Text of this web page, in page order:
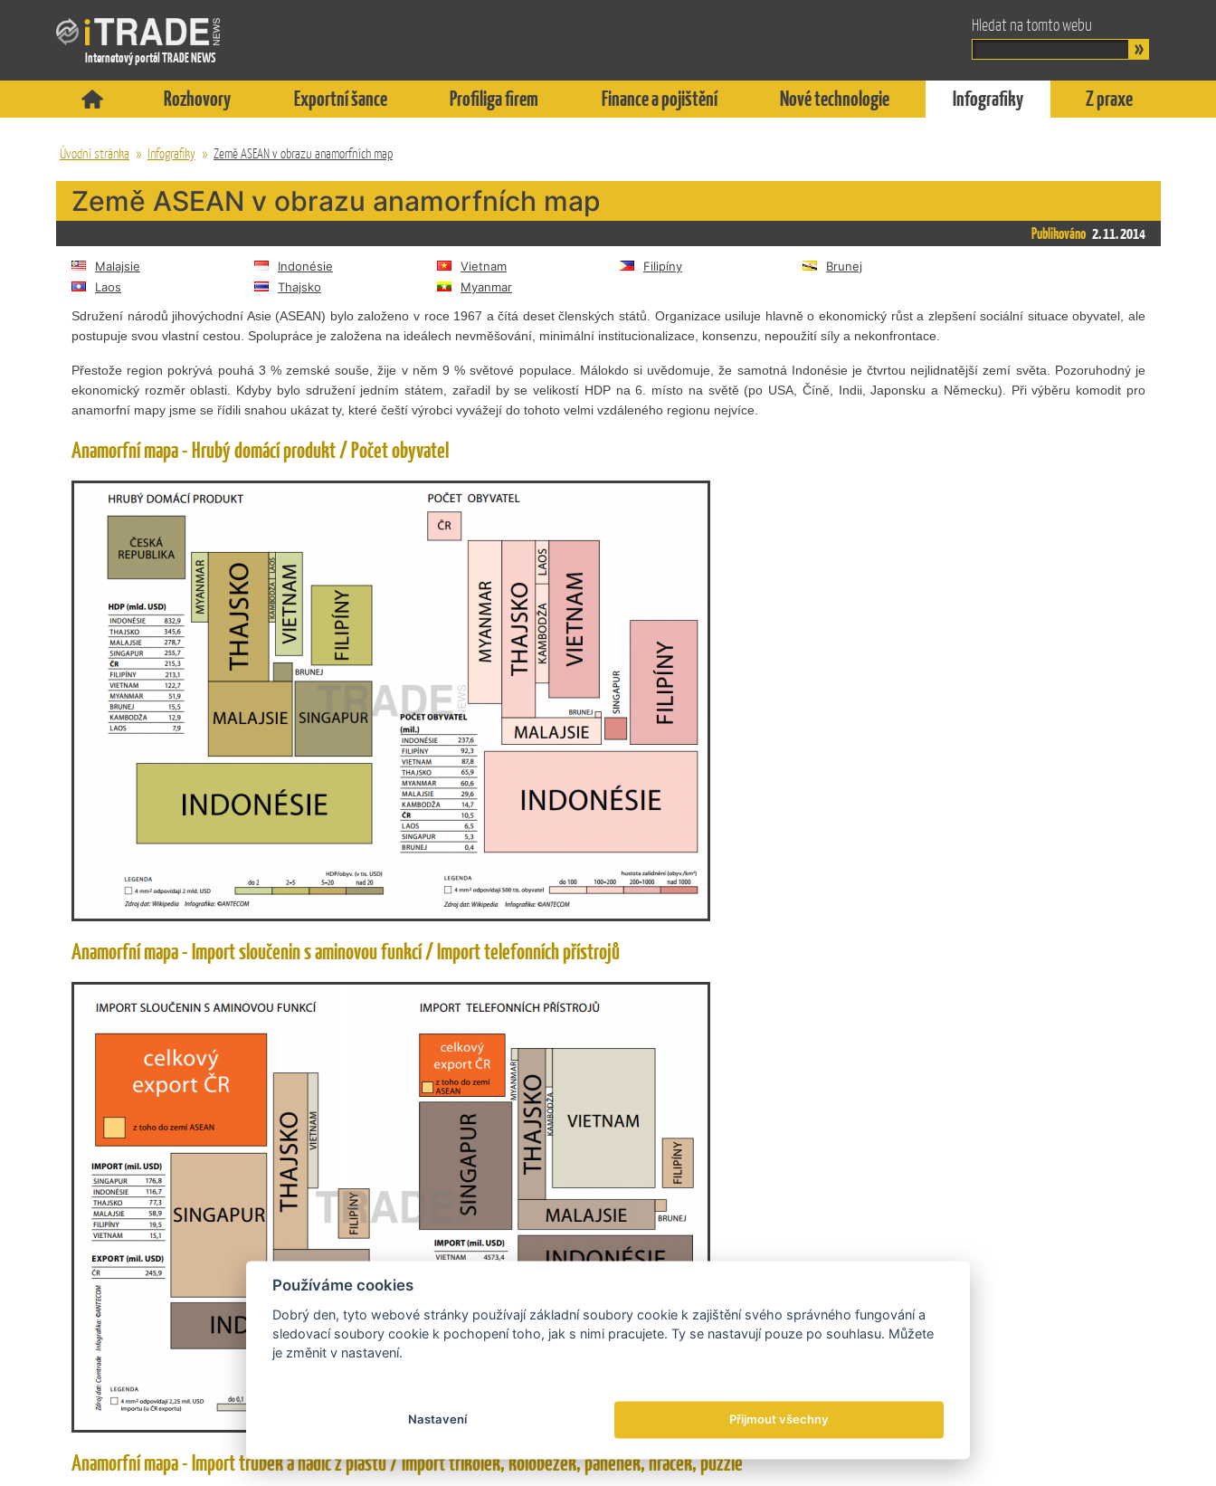
Internetový portál TRADE NEWS
Hledat na tomto webu
Rozhovory Exportní šance Profiliga firem Finance a pojištění Nové technologie Infografiky Z praxe
Úvodní stránka » Infografiky » Země ASEAN v obrazu anamorfních map
Země ASEAN v obrazu anamorfních map
Publikováno 2. 11. 2014
Malajsie Indonésie Vietnam Filipíny
Brunej
Laos
Thajsko
Myanmar
Sdružení národů jihovýchodní Asie (ASEAN) bylo založeno v roce 1967 a čítá deset členských států. Organizace usiluje hlavně o ekonomický růst a zlepšení sociální situace obyvatel, ale
postupuje svou vlastní cestou. Spolupráce je založena na ideálech nevměšování, minimální institucionalizace, konsenzu, nepoužití síly a nekonfrontace.
Přestože region pokrývá pouhá 3 % zemské souše, žije v něm 9 % světové populace. Málokdo si uvědomuje, že samotná Indonésie je čtvrtou nejlidnatější zemí světa. Pozoruhodný je
ekonomický rozměr oblasti. Kdyby bylo sdružení jedním státem, zařadil by se velikostí HDP na 6. místo na světě (po USA, Číně, Indii, Japonsku a Německu). Při výběru komodit pro
anamorfní mapy jsme se řídili snahou ukázat ty, které čeští výrobci vyvážejí do tohoto velmi vzdáleného regionu nejvíce.
Anamorfní mapa - Hrubý domácí produkt / Počet obyvatel
Anamorfní mapa - Import sloučenin s aminovou funkcí / Import telefonních přístrojů
Anamorfní mapa - Import trubek a hadic z plastů / Import tříkolek, koloběžek, panenek, hraček, puzzle
Používáme cookies
Dobrý den, tyto webové stránky používají základní soubory cookie k zajištění svého správného fungování a
sledovací soubory cookie k pochopení toho, jak s nimi pracujete. Ty se nastavují pouze po souhlasu. Můžete
je změnit v nastavení.
Nastavení Přijmout všechny